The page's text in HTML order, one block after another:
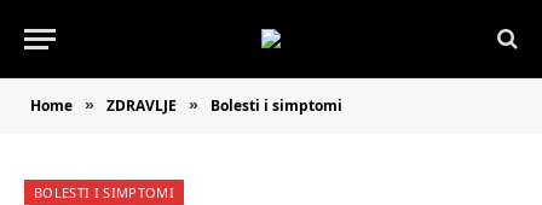
Home » ZDRAVLJE » Bolesti i simptomi
BOLESTI I SIMPTOMI